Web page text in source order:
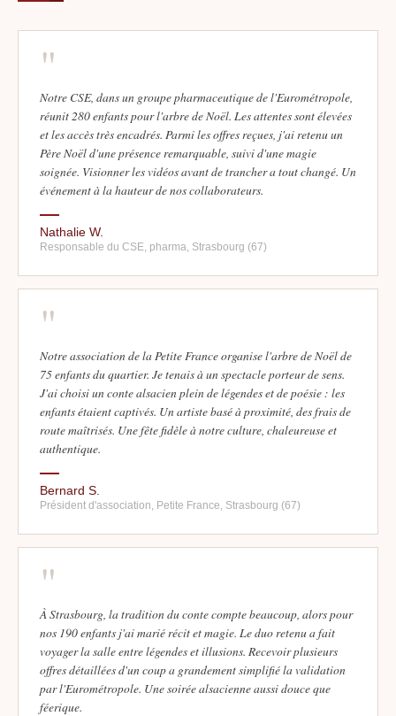
"
Notre CSE, dans un groupe pharmaceutique de l'Eurométropole,
réunit 280 enfants pour l'arbre de Noël. Les attentes sont élevées
et les accès très encadrés. Parmi les offres reçues, j'ai retenu un
Père Noël d'une présence remarquable, suivi d'une magie
soignée. Visionner les vidéos avant de trancher a tout changé. Un
événement à la hauteur de nos collaborateurs.
Nathalie W.
Responsable du CSE, pharma, Strasbourg (67)
"
Notre association de la Petite France organise l'arbre de Noël de
75 enfants du quartier. Je tenais à un spectacle porteur de sens.
J'ai choisi un conte alsacien plein de légendes et de poésie : les
enfants étaient captivés. Un artiste basé à proximité, des frais de
route maîtrisés. Une fête fidèle à notre culture, chaleureuse et
authentique.
Bernard S.
Président d'association, Petite France, Strasbourg (67)
"
À Strasbourg, la tradition du conte compte beaucoup, alors pour
nos 190 enfants j'ai marié récit et magie. Le duo retenu a fait
voyager la salle entre légendes et illusions. Recevoir plusieurs
offres détaillées d'un coup a grandement simplifié la validation
par l'Eurométropole. Une soirée alsacienne aussi douce que
féerique.